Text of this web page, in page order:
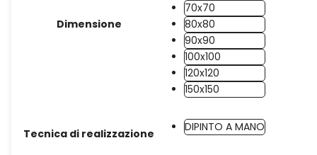
Dimensione
70x70
80x80
90x90
100x100
120x120
150x150
Tecnica di realizzazione DIPINTO A MANO